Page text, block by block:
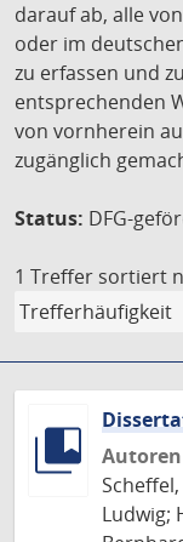
darauf ab, alle
oder im
zu erfassen und
entsprechenden
von vornherein
zugänglich
Status: DFG-
1 Treffer sortiert
Autoren
Ludwig;